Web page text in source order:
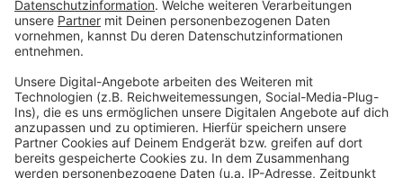
Mitmachen beim Schauspielhaus-Stück - alle Infos
zum Vortreffen
Der Countdown der Stadt Düsseldorf
Anzeige